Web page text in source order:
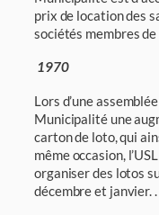
prix de location des
sociétés membres de
1970
Lors d’une
Municipalité une
carton de loto, qui
même occa­sion,
organiser des lotos
décembre et janvier. .